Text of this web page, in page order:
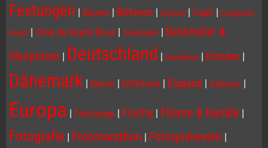
Festungen | Bäume | Böhmen | Cannes | Capri | Computer-
Kunst | Côte de Granit Rose | Denkmäler | Denkmäler &
Skulpturen | Deutschland | Drachenei | Dresden |
Dänemark | Dünen | Eiffelturm | England | Erdbeben |
Europa | Fahrzeuge | Fische | Flüsse & Kanäle |
Fotografie | Fotomarathon | Fotospielereien |